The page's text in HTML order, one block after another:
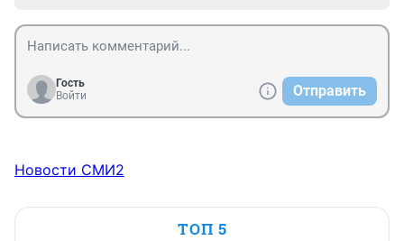
Гость
Войти
Отправить
Новости СМИ2
ТОП 5